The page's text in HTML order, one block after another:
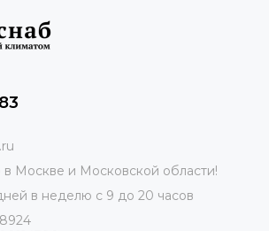
в Москве и Московской области!
в неделю с 9 до 20 часов